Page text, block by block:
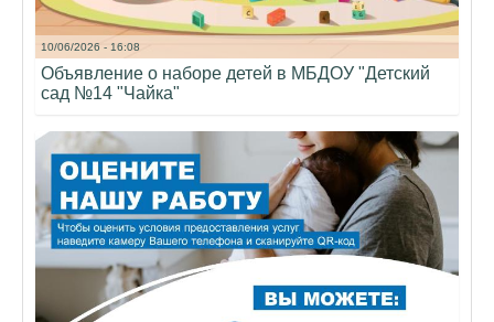
10/06/2026 - 16:08
Объявление о наборе детей в МБДОУ "Детский
сад №14 "Чайка"